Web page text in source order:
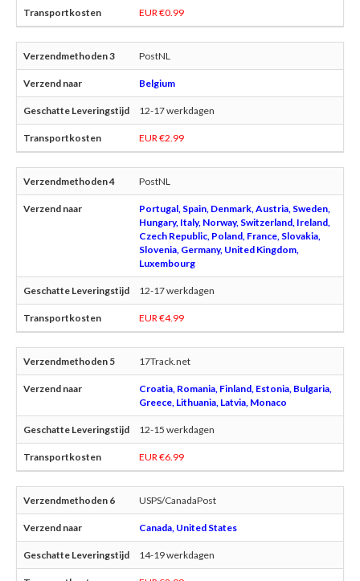
EUR €0.99
PostNL
Belgium
12-17 werkdagen
EUR €2.99
PostNL
Portugal, Spain, Denmark, Austria, Sweden,
Hungary, Italy, Norway, Switzerland, Ireland,
Czech Republic, Poland, France, Slovakia,
Slovenia, Germany, United Kingdom,
Luxembourg
12-17 werkdagen
EUR €4.99
17Track.net
Croatia, Romania, Finland, Estonia, Bulgaria,
Greece, Lithuania, Latvia, Monaco
12-15 werkdagen
EUR €6.99
USPS/CanadaPost
Canada, United States
14-19 werkdagen